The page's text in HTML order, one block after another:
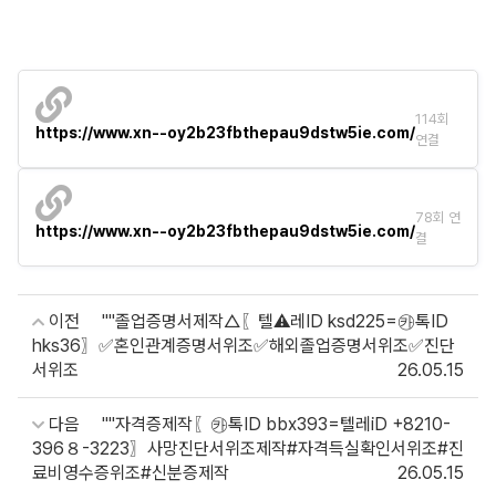
https://www.xn--oy2b23fbthepau9dstw5ie.com/
114회
연결
https://www.xn--oy2b23fbthepau9dstw5ie.com/
78회 연
결
이전
""졸업증명서제작△〖텔⚠️레ID ksd225=㉸톡ID
hks36〗✅혼인관계증명서위조✅해외졸업증명서위조✅진단
서위조
26.05.15
다음
""자격증제작〖㉸톡ID bbx393=텔레iD +8210-
396８-3223〗사망진단서위조제작#자격득실확인서위조#진
료비영수증위조#신분증제작
26.05.15